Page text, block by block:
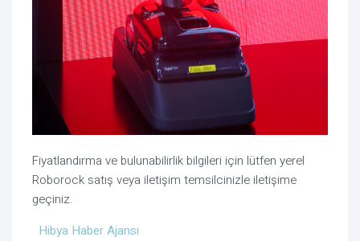
Fiyatlandırma ve bulunabilirlik bilgileri için lütfen yerel
Roborock satış veya iletişim temsilcinizle iletişime
geçiniz.
Hibya Haber Ajansı